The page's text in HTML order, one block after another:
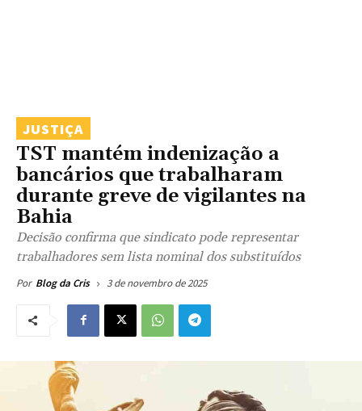
JUSTIÇA
TST mantém indenização a
bancários que trabalharam
durante greve de vigilantes na
Bahia
Decisão confirma que sindicato pode representar
trabalhadores sem lista nominal dos substituídos
Por Blog da Cris 3 de novembro de 2025